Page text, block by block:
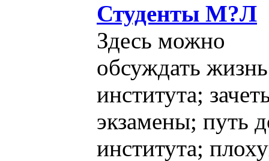
Студенты М?Л
Здесь можно
обсуждать жизнь
института;
экзамены; путь
института;